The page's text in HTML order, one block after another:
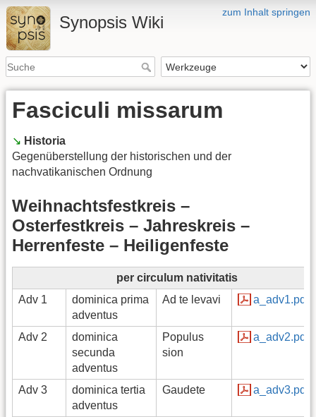
zum Inhalt springen
Synopsis Wiki
Fasciculi missarum
↘️ Historia
Gegenüberstellung der historischen und der
nachvatikanischen Ordnung
Weihnachtsfestkreis –
Osterfestkreis – Jahreskreis –
Herrenfeste – Heiligenfeste
per circulum nativitatis
Adv 1
dominica prima
adventus
Ad te levavi a_adv1.pdf
Adv 2
dominica
secunda
adventus
Populus
sion
a_adv2.pdf
Adv 3
dominica tertia
adventus
Gaudete a_adv3.pdf